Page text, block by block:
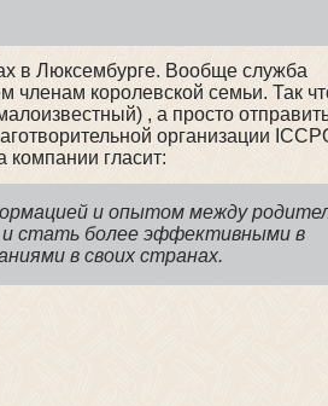
в Люксембурге. Вообще служба
королевской семьи. Так
, а просто
организации
компании гласит:
и опытом между
и стать более эффективными в
в своих странах.